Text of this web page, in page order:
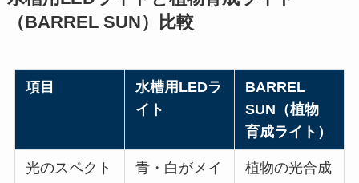
（BARREL SUN）比較
項目
水槽用LEDラ
イト
BARREL
SUN（植物
育成ライト）
光のスペクト
青・白がメイ
植物の光合成